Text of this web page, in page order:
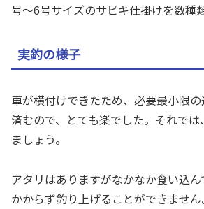
号〜6号サイズのサビキ仕掛けを数種
実釣の様子
車が横付けできたため、必要最小限
済むので、とても楽でした。それで
ましょう。
アタリはありますがなかなか食い込
かからず釣り上げることができません